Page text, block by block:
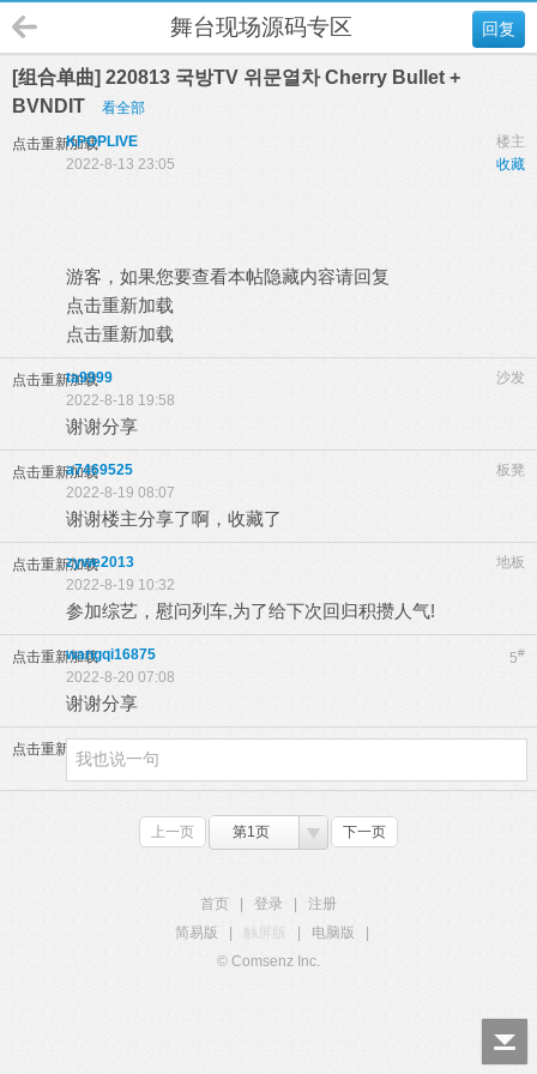
回复
舞台现场源码专区
[组合单曲] 220813 국방TV 위문열차 Cherry Bullet +
BVNDIT
看全部
点击重新加载 楼主
KPOPLIVE
收藏
2022-8-13 23:05
游客，如果您要查看本帖隐藏内容请回复
点击重新加载
点击重新加载
点击重新加载 沙发
ta9999
2022-8-18 19:58
谢谢分享
点击重新加载 板凳
a7469525
2022-8-19 08:07
谢谢楼主分享了啊，收藏了
点击重新加载 地板
zywe2013
2022-8-19 10:32
参加综艺，慰问列车,为了给下次回归积攒人气!
点击重新加载 5#
wangqi16875
2022-8-20 07:08
谢谢分享
点击重新加载
上一页 第1页 下一页
首页 登录
注册
简易版
触屏版 电脑版
© Comsenz Inc.